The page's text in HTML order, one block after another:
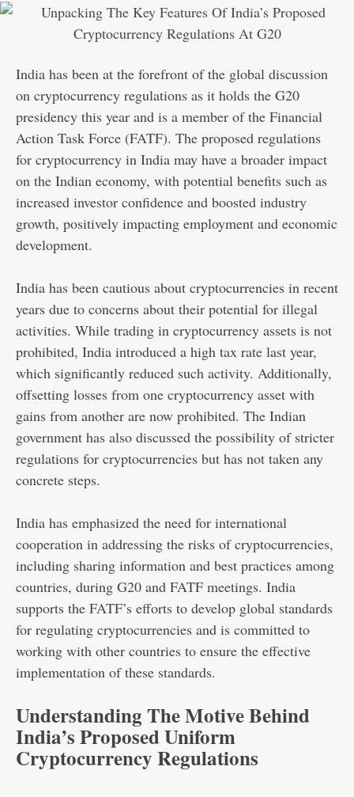
India has been at the forefront of the global discussion
on cryptocurrency regulations as it holds the G20
presidency this year and is a member of the Financial
Action Task Force (FATF). The proposed regulations
for cryptocurrency in India may have a broader impact
on the Indian economy, with potential benefits such as
increased investor confidence and boosted industry
growth, positively impacting employment and economic
development.
India has been cautious about cryptocurrencies in recent
years due to concerns about their potential for illegal
activities. While trading in cryptocurrency assets is not
prohibited, India introduced a high tax rate last year,
which significantly reduced such activity. Additionally,
offsetting losses from one cryptocurrency asset with
gains from another are now prohibited. The Indian
government has also discussed the possibility of stricter
regulations for cryptocurrencies but has not taken any
concrete steps.
India has emphasized the need for international
cooperation in addressing the risks of cryptocurrencies,
including sharing information and best practices among
countries, during G20 and FATF meetings. India
supports the FATF’s efforts to develop global standards
for regulating cryptocurrencies and is committed to
working with other countries to ensure the effective
implementation of these standards.
Understanding The Motive Behind
India’s Proposed Uniform
Cryptocurrency Regulations